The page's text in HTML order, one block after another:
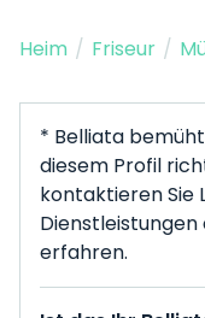
Heim / Friseur /
* Belliata
diesem Profil
kontaktieren Sie
erfahren.